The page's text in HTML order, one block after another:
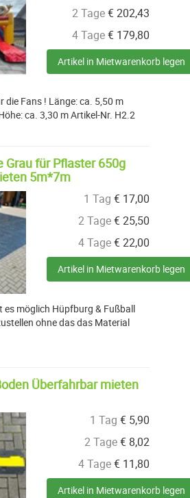
2 Tage€202,43
4 Tage€ 179,80
Artikel in Mietwarenkorb legen
die Fans ! Länge: ca. 5,50 m
ca. 3,30 m Artikel-Nr. H2.2
Grau für Pflaster 650g
5m*7m
1 Tag € 17,00
2 Tage€25,50
4 Tage€22,00
Artikel in Mietwarenkorb legen
es möglich Hüpfburg & Fußball
ohne das das Material
Überfahrbar mieten
1 Tag € 5,90
2 Tage€ 8,02
4 Tage€ 11,80
Artikel in Mietwarenkorb legen